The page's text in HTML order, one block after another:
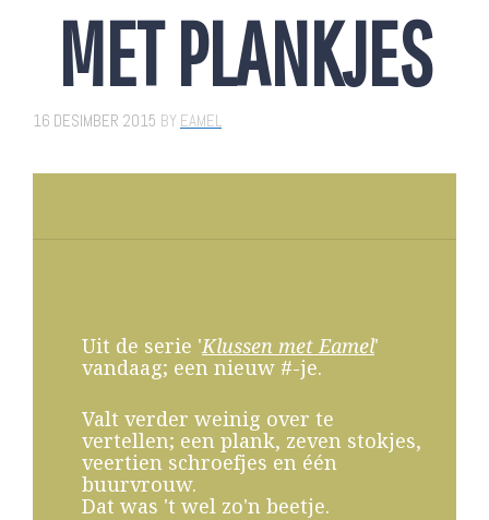
MET PLANKJES
16 DESIMBER 2015 BY EAMEL
Uit de serie 'Klussen met Eamel'
vandaag; een nieuw #-je.
Valt verder weinig over te
vertellen; een plank, zeven stokjes,
veertien schroefjes en één
buurvrouw.
Dat was 't wel zo'n beetje.